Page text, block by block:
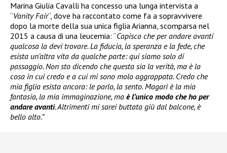
Marina Giulia Cavalli ha concesso una lunga intervista a
“Vanity Fair“, dove ha raccontato come fa a sopravvivere
dopo la morte della sua unica figlia Arianna, scomparsa nel
2015 a causa di una leucemia: “Capisco che per andare avanti
qualcosa la devi trovare. La fiducia, la speranza e la fede, che
esista un’altra vita da qualche parte: qui siamo solo di
passaggio. Non sto dicendo che questa sia la verità, ma è la
cosa in cui credo e a cui mi sono molo aggrappata. Credo che
mia figlia esista ancora: le parlo, la sento. Magari è la mia
fantasia, la mia immaginazione, ma è l’unico modo che ho per
andare avanti. Altrimenti mi sarei buttata giù dal balcone, è
bello alto.”